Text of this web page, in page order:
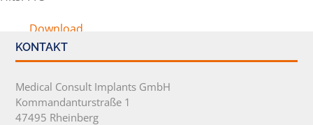
Download
KONTAKT
Medical Consult Implants GmbH
Kommandanturstraße 1
47495 Rheinberg